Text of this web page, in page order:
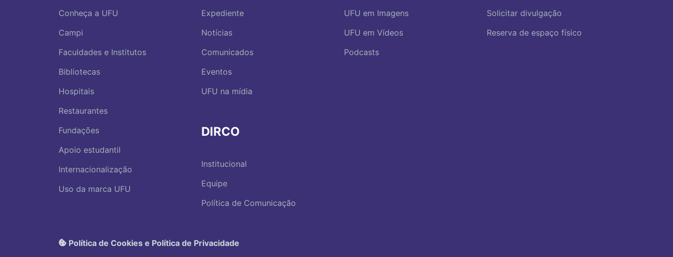
Conheça a UFU
Campi
Faculdades e Institutos
Bibliotecas
Hospitais
Restaurantes
Fundações
Apoio estudantil
Internacionalização
Uso da marca UFU
Expediente
Notícias
Comunicados
Eventos
UFU na mídia
DIRCO
Institucional
Equipe
Política de Comunicação
UFU em Imagens
UFU em Vídeos
Podcasts
Solicitar divulgação
Reserva de espaço físico
Política de Cookies e Política de Privacidade